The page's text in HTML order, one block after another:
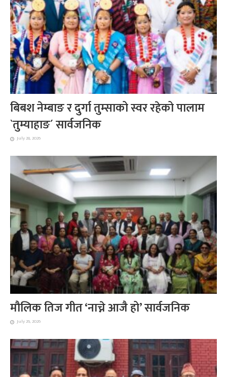
बिबश नेम्बाङ र दुर्गा तुम्साको स्वर रहेको पालाम
`तुम्याहाङ´ सार्वजनिक
July 28, 2026
मौलिक तिज गीत ‘नाच्ने आजै हो’ सार्वजनिक
July 26, 2026